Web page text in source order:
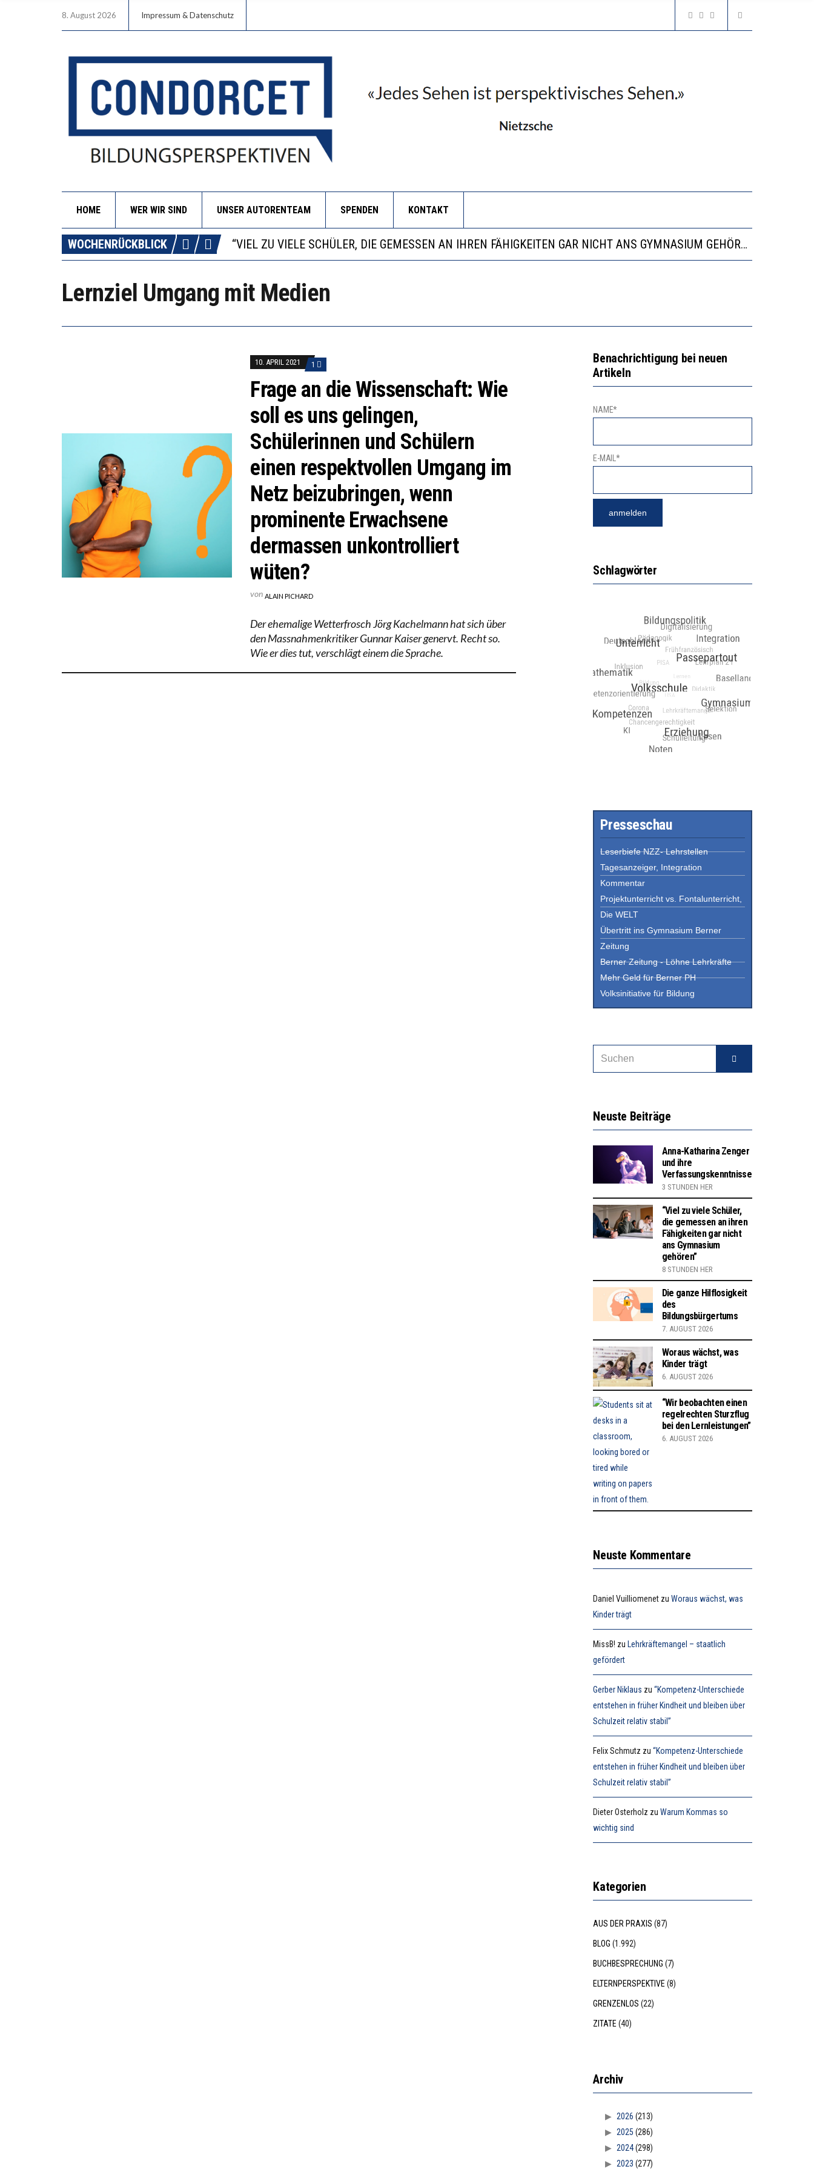
8. August 2026 Impressum & Datenschutz
HOME WER WIR SIND UNSER AUTORENTEAM SPENDEN KONTAKT
WOCHENRÜCKBLICK
“WIR BEOBACHTEN EINEN REGELRECHTEN STURZFLUG BEI DEN LERNLEISTUNGEN”
ANNA-KATHARINA ZENGER UND IHRE VERFASSUNGSKENNTNISSE
“VIEL ZU VIELE SCHÜLER, DIE GEMESSEN AN IHREN FÄHIGKEITEN GAR NICHT ANS GYMNASIUM GEHÖREN”
DIE GANZE HILFLOSIGKEIT DES BILDUNGSBÜRGERTUMS
“WIR BEOBACHTEN EINEN REGELRECHTEN STURZFLUG BEI DEN LERNLEISTUNGEN”
Lernziel Umgang mit Medien
10. APRIL 2021 1
Frage an die Wissenschaft: Wie
soll es uns gelingen,
Schülerinnen und Schülern
einen respektvollen Umgang im
Netz beizubringen, wenn
prominente Erwachsene
dermassen unkontrolliert
wüten?
von ALAIN PICHARD
Der ehemalige Wetterfrosch Jörg Kachelmann hat sich über
den Massnahmenkritiker Gunnar Kaiser genervt. Recht so.
Wie er dies tut, verschlägt einem die Sprache.
Benachrichtigung bei neuen
Artikeln
NAME*
E-MAIL*
Schlagwörter
Presseschau
Leserbiefe NZZ- Lehrstellen
Tagesanzeiger, Integration
Kommentar
Projektunterricht vs. Fontalunterricht,
Die WELT
Übertritt ins Gymnasium Berner
Zeitung
Berner Zeitung - Löhne Lehrkräfte
Mehr Geld für Berner PH
Volksinitiative für Bildung
Neuste Beiträge
Anna-Katharina Zenger
und ihre
Verfassungskenntnisse
3 STUNDEN HER
“Viel zu viele Schüler,
die gemessen an ihren
Fähigkeiten gar nicht
ans Gymnasium
gehören”
8 STUNDEN HER
Die ganze Hilflosigkeit
des
Bildungsbürgertums
7. AUGUST 2026
Woraus wächst, was
Kinder trägt
6. AUGUST 2026
“Wir beobachten einen
regelrechten Sturzflug
bei den Lernleistungen”
6. AUGUST 2026
Neuste Kommentare
Daniel Vuilliomenet zuWoraus wächst, was
Kinder trägt
MissB! zu Lehrkräftemangel – staatlich
gefördert
Gerber Niklaus zu“Kompetenz-Unterschiede
entstehen in früher Kindheit und bleiben über
Schulzeit relativ stabil”
Felix Schmutz zu“Kompetenz-Unterschiede
entstehen in früher Kindheit und bleiben über
Schulzeit relativ stabil”
Dieter Osterholz zuWarum Kommas so
wichtig sind
Kategorien
AUS DER PRAXIS (87)
BLOG (1.992)
BUCHBESPRECHUNG (7)
ELTERNPERSPEKTIVE(8)
GRENZENLOS (22)
ZITATE(40)
Archiv
2026 (213)
2025 (286)
2024(298)
2023 (277)